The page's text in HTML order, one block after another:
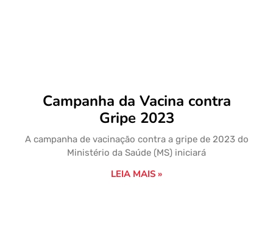
Campanha da Vacina contra
Gripe 2023
A campanha de vacinação contra a gripe de 2023 do
Ministério da Saúde (MS) iniciará
LEIA MAIS »